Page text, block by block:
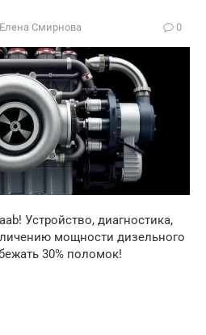
Елена Смирнова 0
Устройство, диагностика,
мощности дизельного
30% поломок!